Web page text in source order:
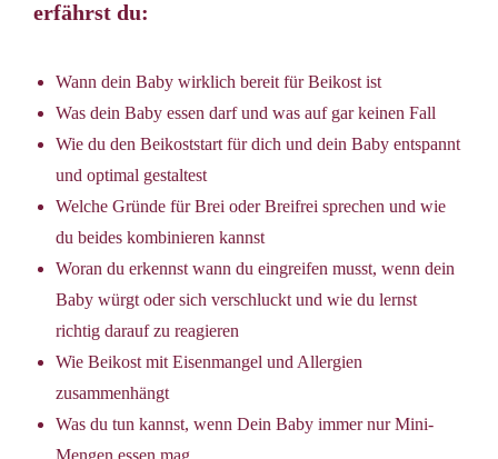
erfährst du:
Wann dein Baby wirklich bereit für Beikost ist
Was dein Baby essen darf und was auf gar keinen Fall
Wie du den Beikoststart für dich und dein Baby entspannt
und optimal gestaltest
Welche Gründe für Brei oder Breifrei sprechen und wie
du beides kombinieren kannst
Woran du erkennst wann du eingreifen musst, wenn dein
Baby würgt oder sich verschluckt und wie du lernst
richtig darauf zu reagieren
Wie Beikost mit Eisenmangel und Allergien
zusammenhängt
Was du tun kannst, wenn Dein Baby immer nur Mini-
Mengen essen mag